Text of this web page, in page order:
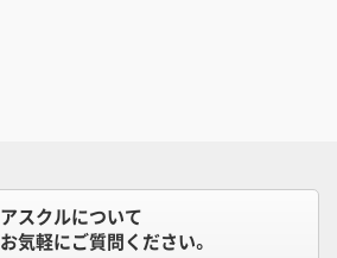
アスクルについて
お気軽にご質問ください。